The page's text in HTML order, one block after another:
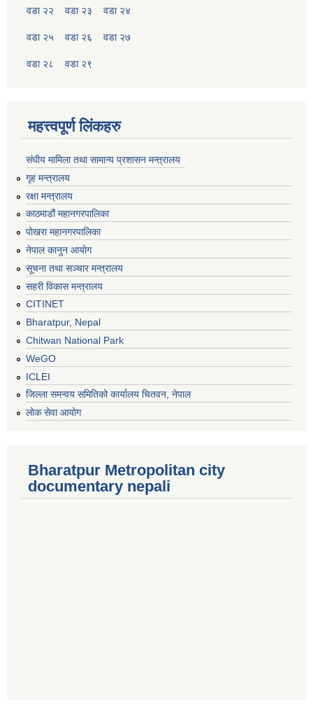
वडा २२ वडा २३ वडा २४
वडा २५ वडा २६ वडा २७
वडा २८ वडा २९
महत्त्वपूर्ण लिंकहरु
संघीय मामिला तथा सामान्य प्रशासन मन्त्रालय
गृह मन्त्रालय
रक्षा मन्त्रालय
काठमाडौं महानगरपालिका
पोखरा महानगरपालिका
नेपाल कानुन आयोग
सूचना तथा सञ्चार मन्त्रालय
सहरी विकास मन्त्रालय
CITINET
Bharatpur, Nepal
Chitwan National Park
WeGO
ICLEI
जिल्ला समन्वय समितिको कार्यालय चितवन, नेपाल
लोक सेवा आयोग
Bharatpur Metropolitan city
documentary nepali